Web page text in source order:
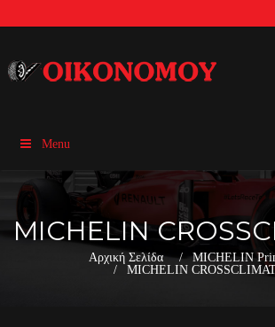
Menu
MICHELIN
Αρχική Σελίδα
MICHELIN
MICHELIN